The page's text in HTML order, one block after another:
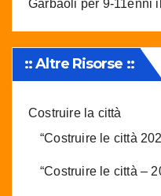
Garbaoli per 9-11enni
:: Altre Risorse ::
Costruire la città
“Costruire le città
“Costruire le città –